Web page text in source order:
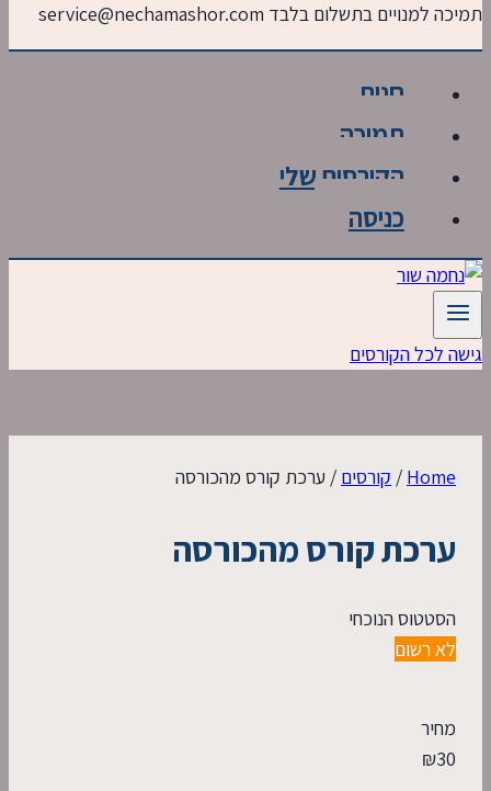
content
תמיכה למנויים בתשלום בלבד service@nechamashor.com
חנות
תמיכה
הקורסים שלי
כניסה
גישה לכל הקורסים
Home
/ קורסים / ערכת קורס מהכורסה
ערכת קורס מהכורסה
הסטטוס הנוכחי
לא רשום
מחיר
₪30